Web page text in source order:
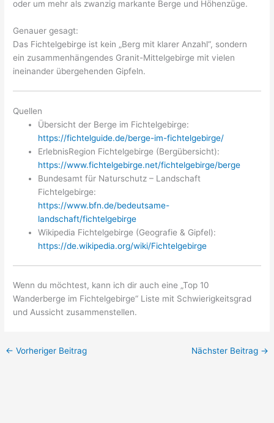
oder um mehr als zwanzig markante Berge und Höhenzüge.
Genauer gesagt:
Das Fichtelgebirge ist kein „Berg mit klarer Anzahl“, sondern
ein zusammenhängendes Granit-Mittelgebirge mit vielen
ineinander übergehenden Gipfeln.
Quellen
Übersicht der Berge im Fichtelgebirge:
https://fichtelguide.de/berge-im-fichtelgebirge/
ErlebnisRegion Fichtelgebirge (Bergübersicht):
https://www.fichtelgebirge.net/fichtelgebirge/berge
Bundesamt für Naturschutz – Landschaft
Fichtelgebirge:
https://www.bfn.de/bedeutsame-
landschaft/fichtelgebirge
Wikipedia Fichtelgebirge (Geografie & Gipfel):
https://de.wikipedia.org/wiki/Fichtelgebirge
Wenn du möchtest, kann ich dir auch eine „Top 10
Wanderberge im Fichtelgebirge“ Liste mit Schwierigkeitsgrad
und Aussicht zusammenstellen.
← Vorheriger Beitrag Nächster Beitrag →